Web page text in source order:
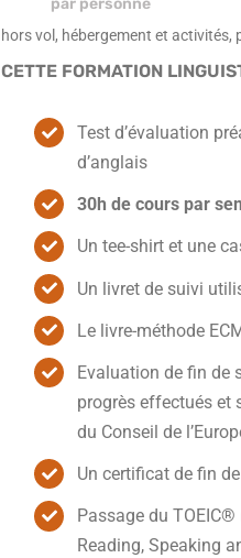
par personne
hors vol, hébergement et activités,
CETTE FORMATION
Test d’évaluation
d’anglais
30h de cours par
Un tee-shirt et une
Un livret de suivi
Le livre-méthode
Evaluation de fin de
progrès effectués et
du Conseil de
Un certificat de fin
Passage du
Reading, Speaking